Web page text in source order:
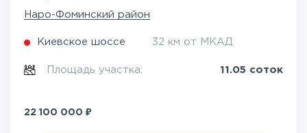
Наро-Фоминский район
Киевское шоссе 32 км от МКАД
Площадь участка: 11.05 соток
22 100 000 ₽